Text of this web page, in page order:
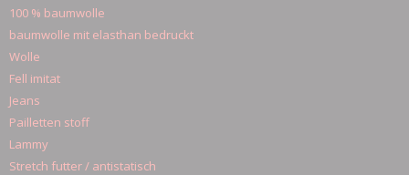
100 % baumwolle
baumwolle mit elasthan bedruckt
Wolle
Fell imitat
Jeans
Pailletten stoff
Lammy
Stretch futter / antistatisch